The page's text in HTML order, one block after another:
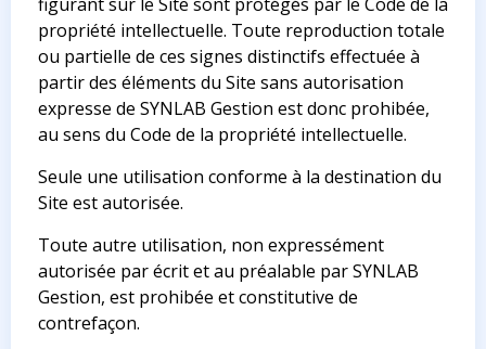
propriété intellectuelle. Toute reproduction totale
ou partielle de ces signes distinctifs effectuée à
partir des éléments du Site sans autorisation
expresse de SYNLAB Gestion est donc prohibée,
au sens du Code de la propriété intellectuelle.
Seule une utilisation conforme à la destination du
Site est autorisée.
Toute autre utilisation, non expressément
autorisée par écrit et au préalable par SYNLAB
Gestion, est prohibée et constitutive de
contrefaçon.